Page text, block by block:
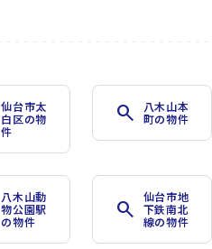
仙台市太
白区の物
件
search
八木山本
町の物件
八木山動
物公園駅
の物件
search
仙台市地
下鉄南北
線の物件